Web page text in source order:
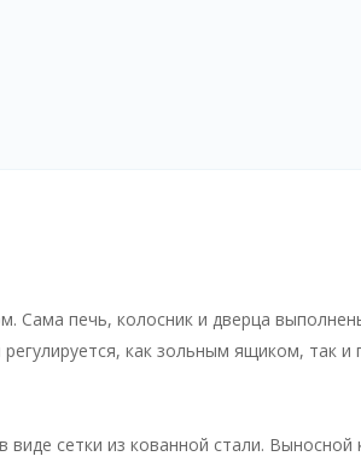
печь, колосник и дверца
как зольным ящиком, так
сетки из кованной стали. Выносной